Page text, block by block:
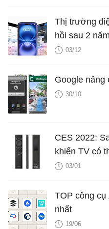
Thị trường
hồi sau 2
không tận
03/12
Google nâng
30/10
CES 2022:
khiển TV có
sóng radio từ
03/01
TOP công cụ
nhất
19/06